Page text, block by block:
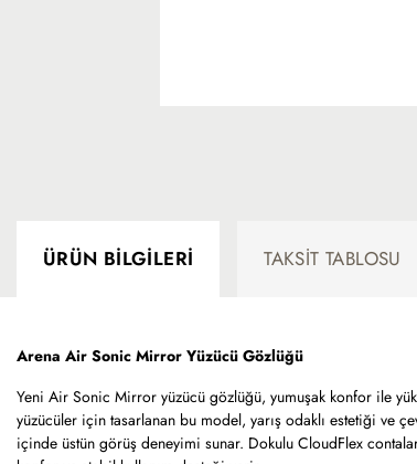
ÜRÜN BILGILERI TAKSIT TABLOSU
Arena Air Sonic Mirror Yüzücü Gözlüğü
Yeni Air Sonic Mirror yüzücü gözlüğü, yumuşak konfor ile
yüzücüler için tasarlanan bu model, yarış odaklı estetiği ve
içinde üstün görüş deneyimi sunar. Dokulu CloudFlex